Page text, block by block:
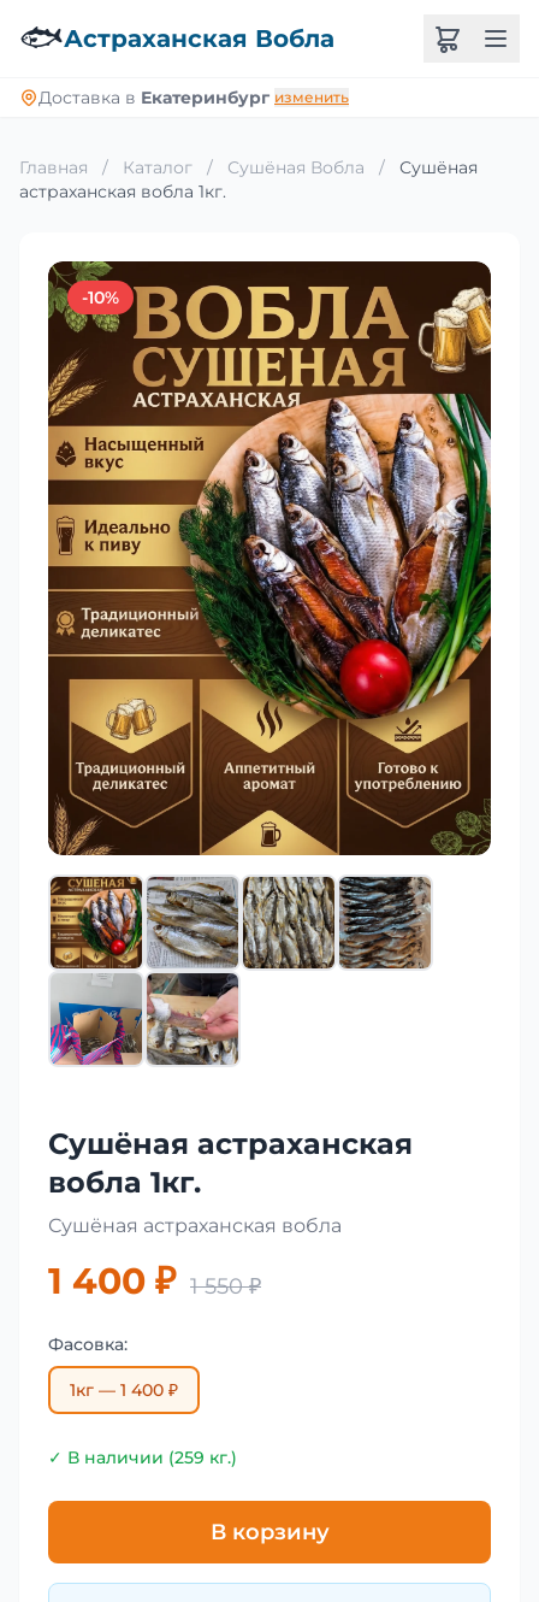
🐟Астраханская Вобла
Доставка в Екатеринбург изменить
Главная / Каталог / Сушёная Вобла /
Сушёная
астраханская вобла 1кг.
-10%
Сушёная астраханская
вобла 1кг.
Сушёная астраханская вобла
1 400 ₽ 1 550 ₽
Фасовка:
1кг — 1 400 ₽
✓ В наличии (259 кг.)
В корзину